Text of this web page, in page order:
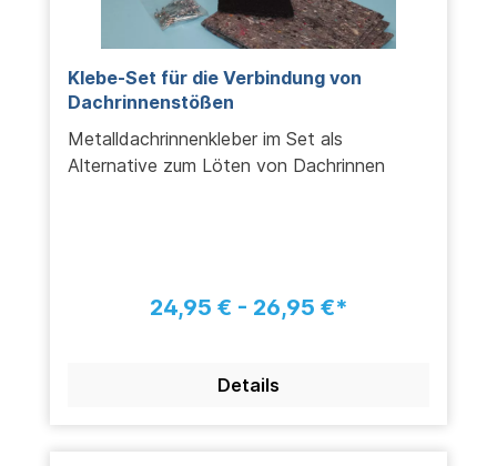
Klebe-Set für die Verbindung von
Dachrinnenstößen
Metalldachrinnenkleber im Set als
Alternative zum Löten von Dachrinnen
24,95 € - 26,95 €*
Details